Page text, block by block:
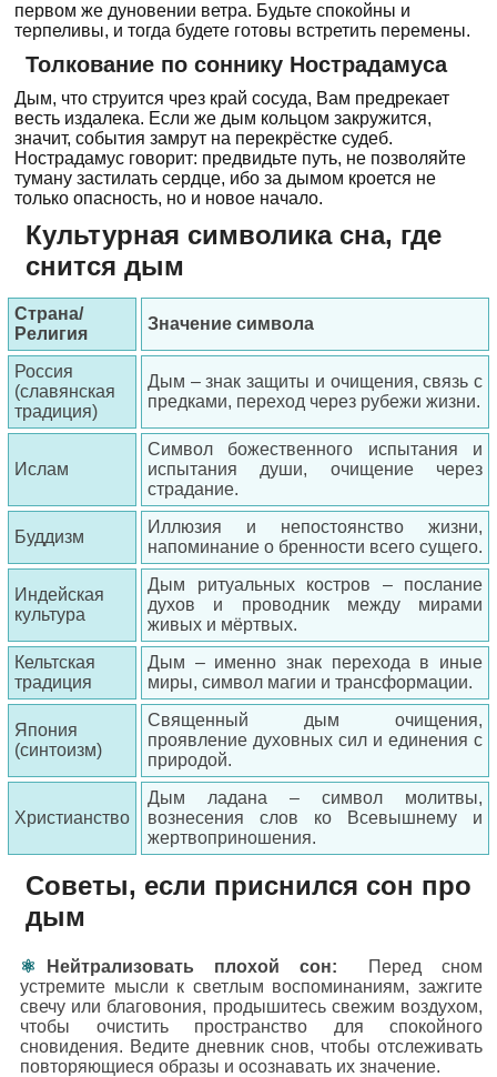
первом же дуновении ветра. Будьте спокойны и
терпеливы, и тогда будете готовы встретить перемены.
Толкование по соннику Нострадамуса
Дым, что струится чрез край сосуда, Вам предрекает
весть издалека. Если же дым кольцом закружится,
значит, события замрут на перекрёстке судеб.
Нострадамус говорит: предвидьте путь, не позволяйте
туману застилать сердце, ибо за дымом кроется не
только опасность, но и новое начало.
Культурная символика сна, где
снится дым
Страна/
Религия
Значение символа
Россия
(славянская
традиция)
Дым – знак защиты и очищения, связь с
предками, переход через рубежи жизни.
Ислам
Символ божественного испытания и
испытания души, очищение через
страдание.
Буддизм
Иллюзия и непостоянство жизни,
напоминание о бренности всего сущего.
Индейская
культура
Дым ритуальных костров – послание
духов и проводник между мирами
живых и мёртвых.
Кельтская
традиция
Дым – именно знак перехода в иные
миры, символ магии и трансформации.
Япония
(синтоизм)
Священный дым очищения,
проявление духовных сил и единения с
природой.
Христианство
Дым ладана – символ молитвы,
вознесения слов ко Всевышнему и
жертвоприношения.
Советы, если приснился сон про
дым
Нейтрализовать плохой сон:
Перед сном
устремите мысли к светлым воспоминаниям, зажгите
свечу или благовония, продышитесь свежим воздухом,
чтобы очистить пространство для спокойного
сновидения. Ведите дневник снов, чтобы отслеживать
повторяющиеся образы и осознавать их значение.